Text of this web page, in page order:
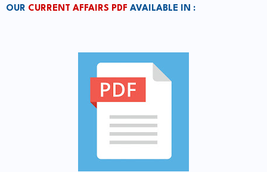
OUR CURRENT AFFAIRS PDF AVAILABLE IN :